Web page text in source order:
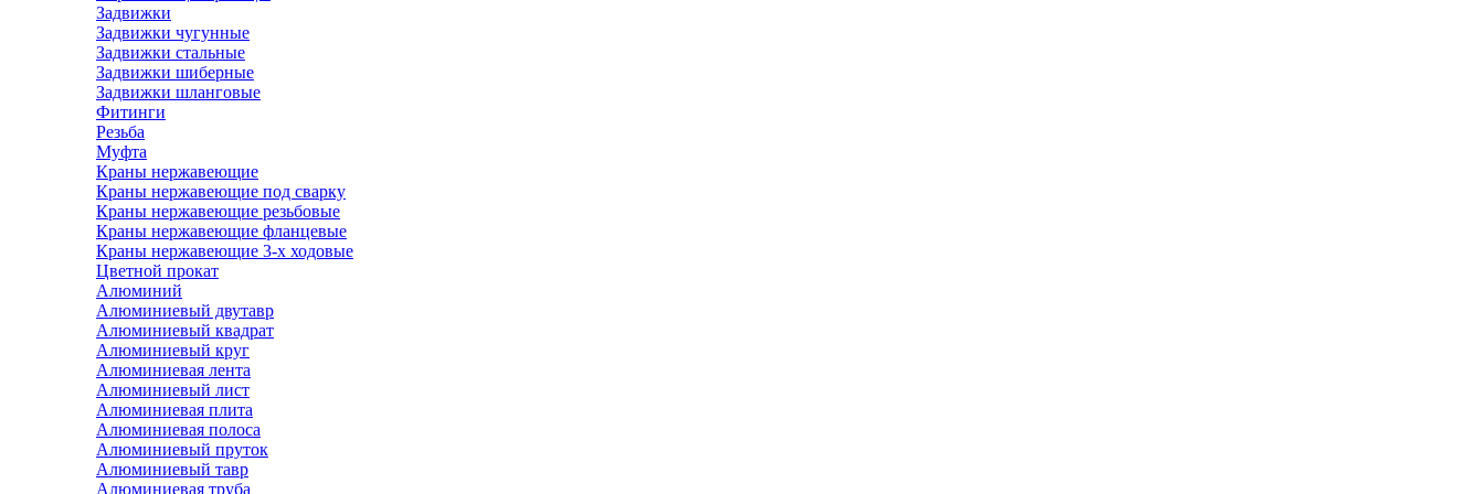
Задвижки
Задвижки чугунные
Задвижки стальные
Задвижки шиберные
Задвижки шланговые
Фитинги
Резьба
Муфта
Краны нержавеющие
Краны нержавеющие под сварку
Краны нержавеющие резьбовые
Краны нержавеющие фланцевые
Краны нержавеющие 3-х ходовые
Цветной прокат
Алюминий
Алюминиевый двутавр
Алюминиевый квадрат
Алюминиевый круг
Алюминиевая лента
Алюминиевый лист
Алюминиевая плита
Алюминиевая полоса
Алюминиевый пруток
Алюминиевый тавр
Алюминиевая труба